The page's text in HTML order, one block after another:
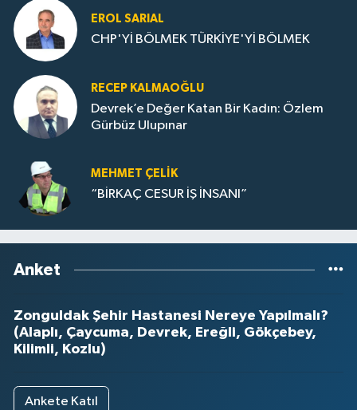
EROL SARIAL
CHP'Yİ BÖLMEK TÜRKİYE'Yİ BÖLMEK
RECEP KALMAOĞLU
Devrek’e Değer Katan Bir Kadın: Özlem
Gürbüz Ulupınar
MEHMET ÇELIK
“BİRKAÇ CESUR İŞ İNSANI”
Anket
Zonguldak Şehir Hastanesi Nereye Yapılmalı?
(Alaplı, Çaycuma, Devrek, Ereğli, Gökçebey,
Kilimli, Kozlu)
Ankete Katıl